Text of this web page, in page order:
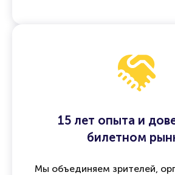
15 лет опыта и
билетном
Мы объединяем зрителей,